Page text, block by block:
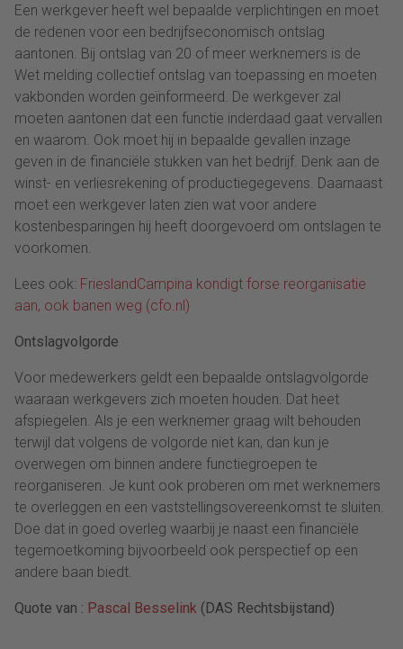
Een werkgever heeft wel bepaalde verplichtingen en moet
de redenen voor een bedrijfseconomisch ontslag
aantonen. Bij ontslag van 20 of meer werknemers is de
Wet melding collectief ontslag van toepassing en moeten
vakbonden worden geïnformeerd. De werkgever zal
moeten aantonen dat een functie inderdaad gaat vervallen
en waarom. Ook moet hij in bepaalde gevallen inzage
geven in de financiële stukken van het bedrijf. Denk aan de
winst- en verliesrekening of productiegegevens. Daarnaast
moet een werkgever laten zien wat voor andere
kostenbesparingen hij heeft doorgevoerd om ontslagen te
voorkomen.
Lees ook: FrieslandCampina kondigt forse reorganisatie
aan, ook banen weg (cfo.nl)
Ontslagvolgorde
Voor medewerkers geldt een bepaalde ontslagvolgorde
waaraan werkgevers zich moeten houden. Dat heet
afspiegelen. Als je een werknemer graag wilt behouden
terwijl dat volgens de volgorde niet kan, dan kun je
overwegen om binnen andere functiegroepen te
reorganiseren. Je kunt ook proberen om met werknemers
te overleggen en een vaststellingsovereenkomst te sluiten.
Doe dat in goed overleg waarbij je naast een financiële
tegemoetkoming bijvoorbeeld ook perspectief op een
andere baan biedt.
Quote van : Pascal Besselink (DAS Rechtsbijstand)